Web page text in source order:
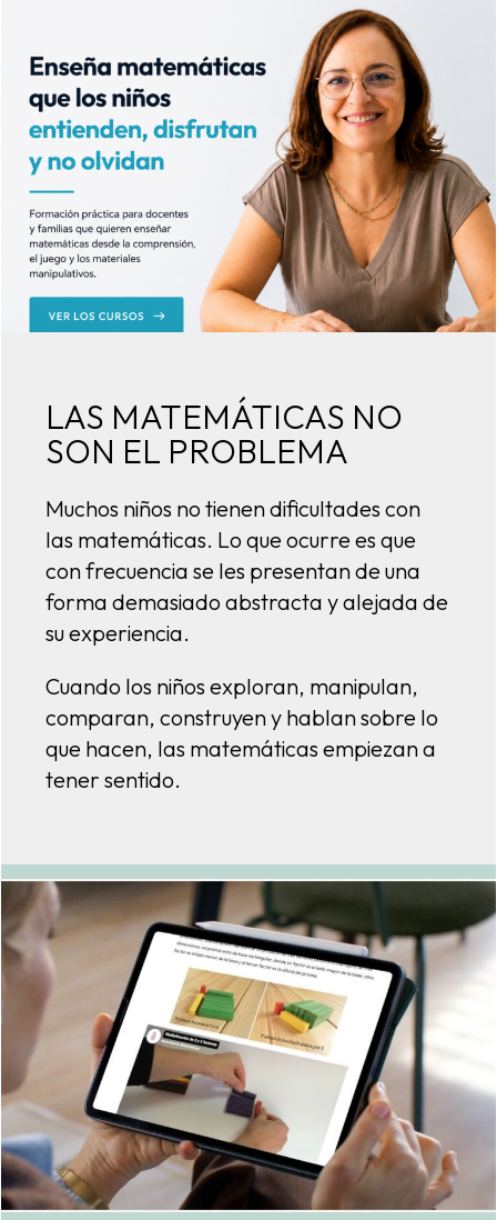
LAS MATEMÁTICAS NO
SON EL PROBLEMA
Muchos niños no tienen dificultades con
las matemáticas. Lo que ocurre es que
con frecuencia se les presentan de una
forma demasiado abstracta y alejada de
su experiencia.
Cuando los niños exploran, manipulan,
comparan, construyen y hablan sobre lo
que hacen, las matemáticas empiezan a
tener sentido.